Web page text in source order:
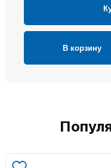
В корзину